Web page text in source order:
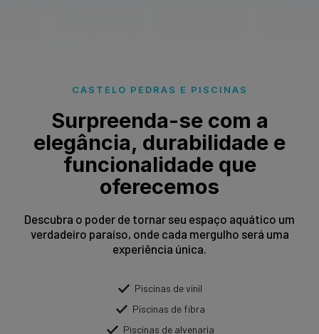
CASTELO PEDRAS E PISCINAS
Surpreenda-se com a
elegância, durabilidade e
funcionalidade que
oferecemos
Descubra o poder de tornar seu espaço aquático um
verdadeiro paraíso, onde cada mergulho será uma
experiência única.
Piscinas de vinil
Piscinas de fibra
Piscinas de alvenaria